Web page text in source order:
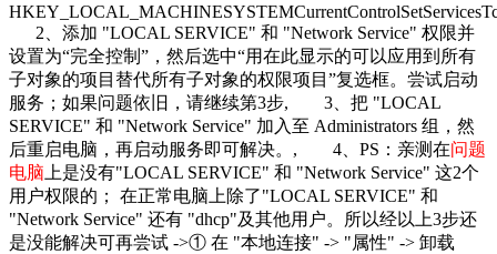
2、添加 "LOCAL SERVICE" 和 "Network Service" 权限并
设置为“完全控制”，然后选中“用在此显示的可以应用到所有
子对象的项目替代所有子对象的权限项目”复选框。尝试启动
服务；如果问题依旧，请继续第3步, 3、把 "LOCAL
SERVICE" 和 "Network Service" 加入至 Administrators 组，然
后重启电脑，再启动服务即可解决。, 4、PS：亲测在问题
电脑 上是没有"LOCAL SERVICE" 和 "Network Service" 这2个
用户权限的； 在正常电脑上除了"LOCAL SERVICE" 和
"Network Service" 还有 "dhcp"及其他用户。所以经以上3步还
是没能解决可再尝试 ->① 在 "本地连接" -> "属性" -> 卸载